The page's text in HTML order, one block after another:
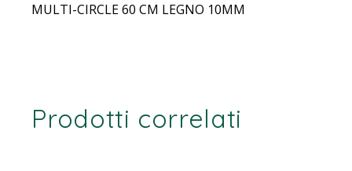
MULTI-CIRCLE 60 CM LEGNO 10MM
Prodotti correlati